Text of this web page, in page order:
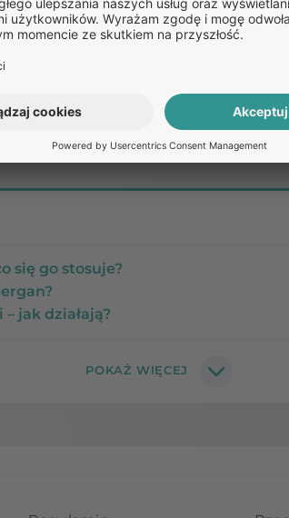
zlecony, ze względu na ryzyko
Pozostałe
się go stosuje?
jak działają?